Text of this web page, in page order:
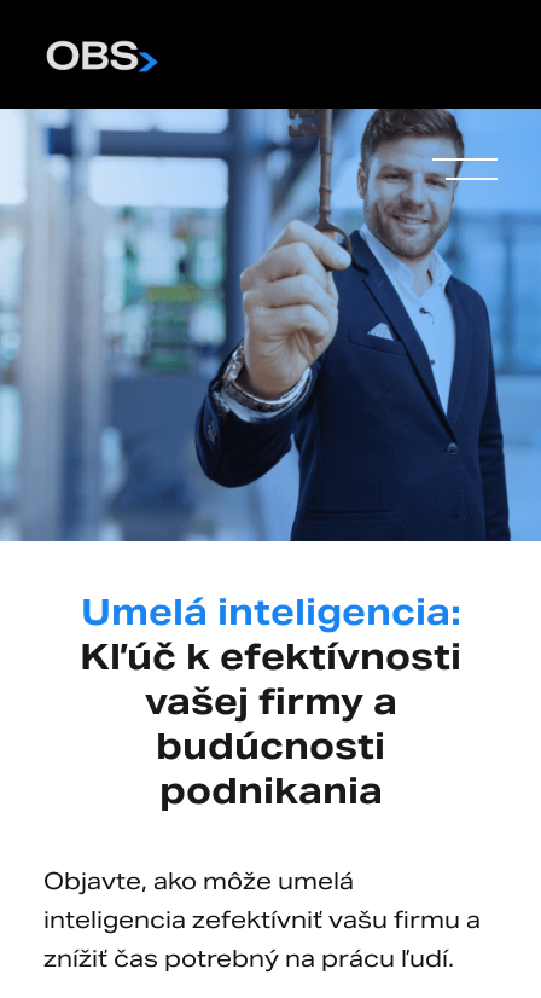
Umelá inteligencia:
Kľúč k efektívnosti
vašej firmy a
budúcnosti
podnikania
Objavte, ako môže umelá
inteligencia zefektívniť vašu firmu a
znížiť čas potrebný na prácu ľudí.